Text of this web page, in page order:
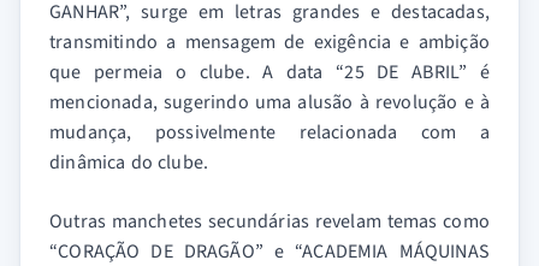
GANHAR”, surge em letras grandes e destacadas,
transmitindo a mensagem de exigência e ambição
que permeia o clube. A data “25 DE ABRIL” é
mencionada, sugerindo uma alusão à revolução e à
mudança, possivelmente relacionada com a
dinâmica do clube.
Outras manchetes secundárias revelam temas como
“CORAÇÃO DE DRAGÃO” e “ACADEMIA MÁQUINAS